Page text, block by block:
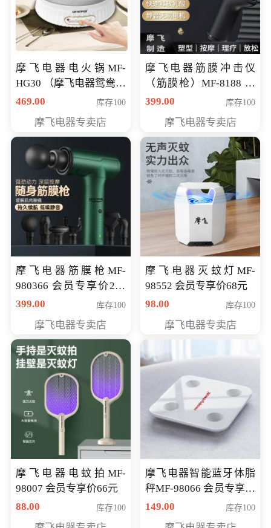
摩飞电器电火锅MF-
HG30 （摩飞电器鸳鸯锅
MF-HG30 ） 会员专享价
469.00 库存100
摩飞电器专卖店
摩飞电器筋膜冲击仪
（筋膜枪）MF-8188 会
员专享价268元
399.00 库存100
摩飞电器专卖店
摩飞电器筋膜枪MF-
980366 会员专享价299
元
399.00 库存100
摩飞电器专卖店
摩飞电器灭蚊灯MF-
98552 会员专享价68元
98.00
库存100
摩飞电器专卖店
摩飞电器电蚊拍MF-
98007 会员专享价66元
88.00
库存100
摩飞电器智能蓝牙体脂
秤MF-98066 会员专享价
98元
149.00 库存100